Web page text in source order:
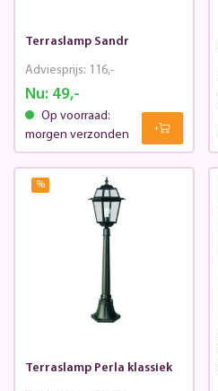
Terraslamp Sandr
Nu:49,-
Adviesprijs: 116,-
Op voorraad:
morgen verzonden
%
Terraslamp Perla klassiek